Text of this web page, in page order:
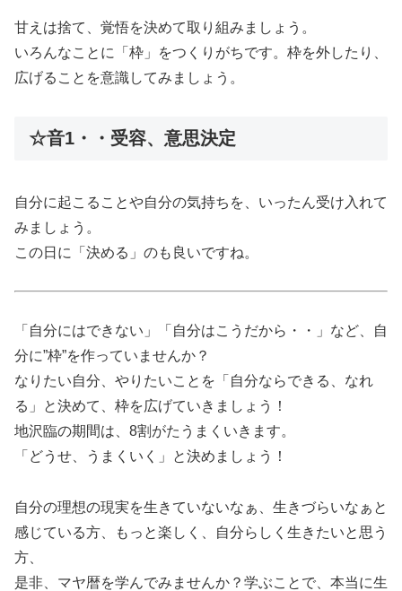
甘えは捨て、覚悟を決めて取り組みましょう。
いろんなことに「枠」をつくりがちです。枠を外したり、
広げることを意識してみましょう。
☆音1・・受容、意思決定
自分に起こることや自分の気持ちを、いったん受け入れて
みましょう。
この日に「決める」のも良いですね。
「自分にはできない」「自分はこうだから・・」など、自
分に”枠”を作っていませんか？
なりたい自分、やりたいことを「自分ならできる、なれ
る」と決めて、枠を広げていきましょう！
地沢臨の期間は、8割がたうまくいきます。
「どうせ、うまくいく」と決めましょう！
自分の理想の現実を生きていないなぁ、生きづらいなぁと
感じている方、もっと楽しく、自分らしく生きたいと思う
方、
是非、マヤ暦を学んでみませんか？学ぶことで、本当に生